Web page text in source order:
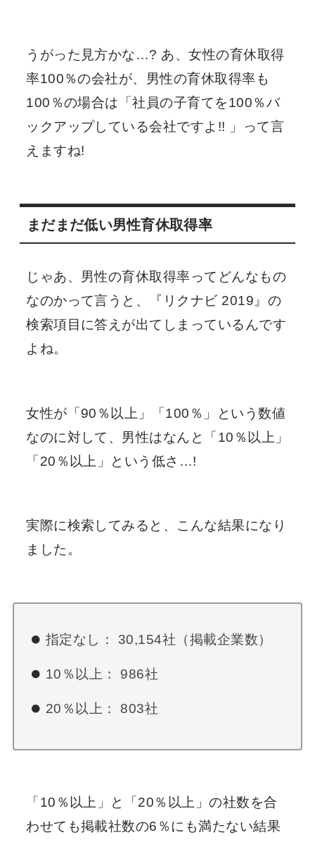
うがった見方かな…? あ、女性の育休取得
率100％の会社が、男性の育休取得率も
100％の場合は「社員の子育てを100％バ
ックアップしている会社ですよ!! 」って言
えますね!
まだまだ低い男性育休取得率
じゃあ、男性の育休取得率ってどんなもの
なのかって言うと、『リクナビ 2019』の
検索項目に答えが出てしまっているんです
よね。
女性が「90％以上」「100％」という数値
なのに対して、男性はなんと「10％以上」
「20％以上」という低さ…!
実際に検索してみると、こんな結果になり
ました。
指定なし： 30,154社（掲載企業数）
10％以上： 986社
20％以上： 803社
「10％以上」と「20％以上」の社数を合
わせても掲載社数の6％にも満たない結果